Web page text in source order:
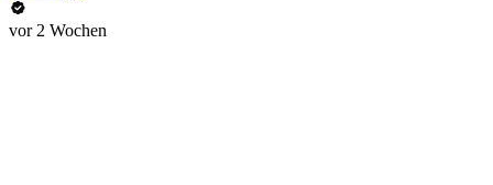
vor 2 Wochen